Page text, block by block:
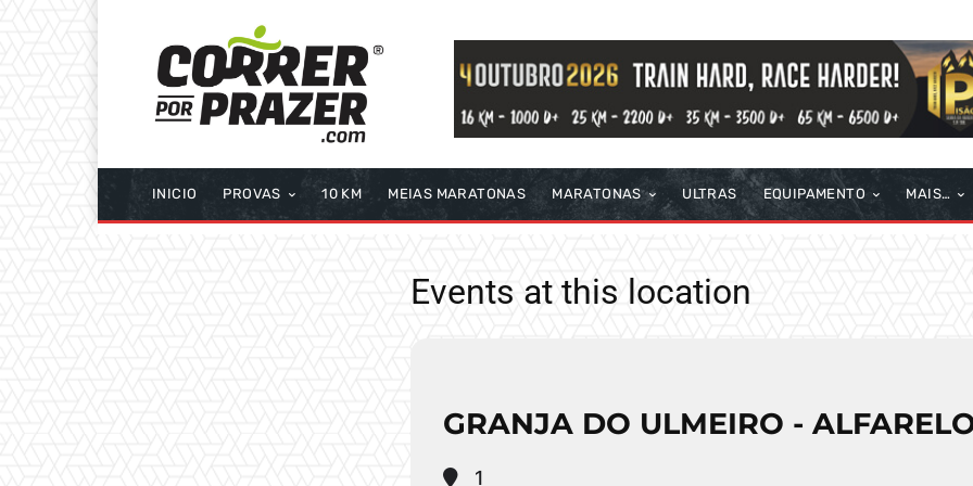
INICIO PROVAS 10 KM MEIAS MARATONAS MARATONAS ULTRAS EQUIPAMENTO MAIS…
Events at this location
GRANJA DO ULMEIRO -
1